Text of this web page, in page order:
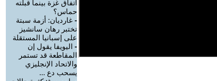
اتفاق غزة بينما قبلته
حماس؟
- غارديان: أزمة سبتة
تختبر رهان سانشيز
على إسبانيا المستقلة
- اليويفا يقول إن
المقاطعة قد تستمر
والاتحاد الإنجليزي
يسحب دع ...